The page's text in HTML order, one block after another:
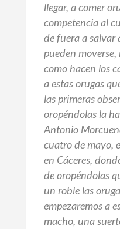
llegar, a comer
competencia al
de fuera a salvar
pueden
como hacen los
a estas orugas
las primeras
oropéndolas la
Antonio
cuatro de mayo,
en Cáceres,
de oropéndolas
un roble las
empezaremos a
macho, una